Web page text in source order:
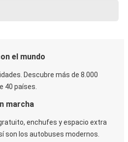
el mundo
Descubre más de 8.000
40 países.
marcha
enchufes y espacio extra
son los autobuses modernos.